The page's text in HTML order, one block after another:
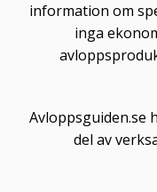
information om
inga
Avloppsguiden.se
del av